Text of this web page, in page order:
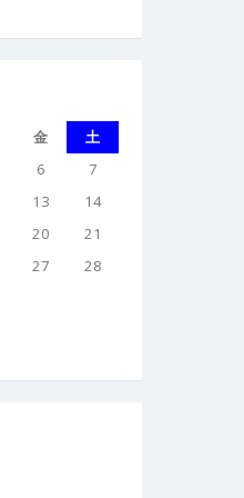
金
土
6
7
13
14
20
21
27
28